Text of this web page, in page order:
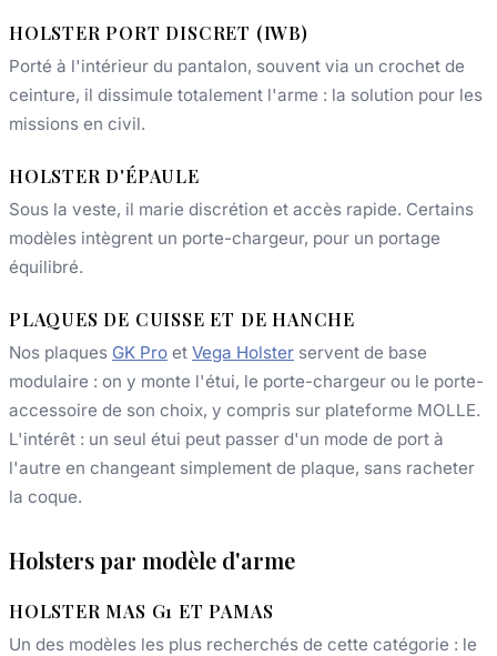
HOLSTER PORT DISCRET (IWB)
Porté à l'intérieur du pantalon, souvent via un crochet de
ceinture, il dissimule totalement l'arme : la solution pour les
missions en civil.
HOLSTER D'ÉPAULE
Sous la veste, il marie discrétion et accès rapide. Certains
modèles intègrent un porte-chargeur, pour un portage
équilibré.
PLAQUES DE CUISSE ET DE HANCHE
Nos plaques GK Pro et Vega Holster servent de base
modulaire : on y monte l'étui, le porte-chargeur ou le porte-
accessoire de son choix, y compris sur plateforme MOLLE.
L'intérêt : un seul étui peut passer d'un mode de port à
l'autre en changeant simplement de plaque, sans racheter
la coque.
Holsters par modèle d'arme
HOLSTER MAS G1 ET PAMAS
Un des modèles les plus recherchés de cette catégorie : le